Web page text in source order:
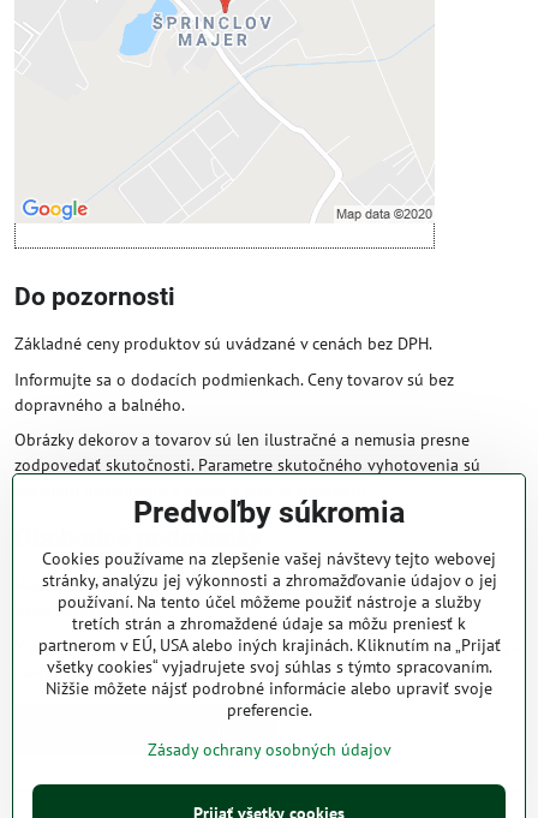
Povoliť tentokrát
Povoliť a zapamätať - súhlas s druhom
cookie: Funkčné
Otvoriť obsah v novom okne
Do pozornosti
Základné ceny produktov sú uvádzané v cenách bez DPH.
Informujte sa o dodacích podmienkach. Ceny tovarov sú bez
dopravného a balného.
Obrázky dekorov a tovarov sú len ilustračné a nemusia presne
zodpovedať skutočnosti. Parametre skutočného vyhotovenia sú
Obchodné podmienky
Naše obchodné podmienky zaručujú bezproblémové spracovanie
Vašej zakázky online.
V prípade, že máte s nami už dojednané obchodné podmienky, ceny a
zľavy z minulosti, platia tie, ktoré sú pre Vás výhodnejšie.
©2026Copyright
Predvoľby súkromia
Cookies používame na zlepšenie vašej návštevy tejto webovej
stránky, analýzu jej výkonnosti a zhromažďovanie údajov o jej
používaní. Na tento účel môžeme použiť nástroje a služby
tretích strán a zhromaždené údaje sa môžu preniesť k
partnerom v EÚ, USA alebo iných krajinách. Kliknutím na „Prijať
všetky cookies“ vyjadrujete svoj súhlas s týmto spracovaním.
Nižšie môžete nájsť podrobné informácie alebo upraviť svoje
preferencie.
Zásady ochrany osobných údajov
Prijať všetky cookies